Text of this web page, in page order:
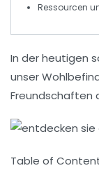
Ressourcen
In der heutigen
unser
Freundschaften
Table of